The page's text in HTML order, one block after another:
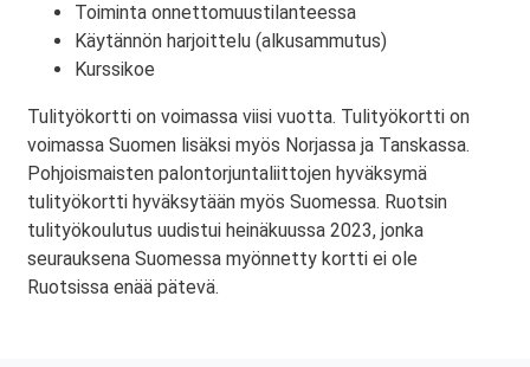
Toiminta onnettomuustilanteessa
Käytännön harjoittelu (alkusammutus)
Kurssikoe
Tulityökortti on voimassa viisi vuotta. Tulityökortti on
voimassa Suomen lisäksi myös Norjassa ja Tanskassa.
Pohjoismaisten palontorjuntaliittojen hyväksymä
tulityökortti hyväksytään myös Suomessa. Ruotsin
tulityökoulutus uudistui heinäkuussa 2023, jonka
seurauksena Suomessa myönnetty kortti ei ole
Ruotsissa enää pätevä.